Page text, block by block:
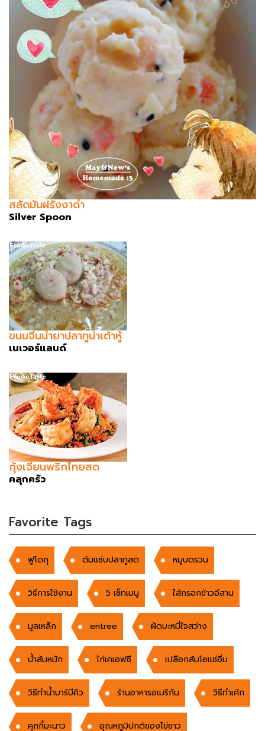
สลัดมันฝรั่งงาดำ
Silver Spoon
ขนมจีนน้ำยาปลาทูน่าเต้าหู้
เนเวอร์แลนด์
กุ้งเจี๋ยนพริกไทยสด
คลุกครัว
Favorite Tags
ฟูโดกุ ต้มแซ่บปลาทูสด หมูบดรวน
วิธีการใช้งาน 5 เซ็ทเมนู ใส้กรอกข้าวอีสาน
มูลเหล็ก entree ผัดบะหมี่ใจสว่าง
น้ำส้มหมัก ไก่เคเอฟซี เปลือกส้มโอแช่อิ่ม
วิธีทำน้ำบาร์บีคิว ร้านอาหารอเมริกัน วิธีทำเค้ก
คุกกี้มะนาว อุณหภูมิปกติของไข่ขาว